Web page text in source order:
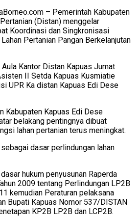
– Pemerintah Kabupaten
(Distan) menggelar
Koordinasi dan Singkronisasi
Pertanian Pangan Berkelanjutan
Kantor Distan Kapuas Jumat
II Setda Kapuas Kusmiatie
UPR Ka distan Kapuas Edi Dese
Kabupaten Kapuas Edi Dese
belakang pentingnya dibuat
lahan pertanian terus meningkat.
dasar perlindungan lahan
hukum penyusunan Raperda
2009 tentang Perlindungan LP2B
kemudian Peraturan pelaksana
Bupati Kapuas Nomor 537/DISTAN
KP2B LP2B dan LCP2B.